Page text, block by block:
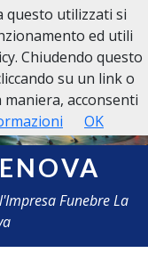
Funebre La
questo utilizzati si
ed utili
Chiudendo questo
su un link o
acconsenti
OK